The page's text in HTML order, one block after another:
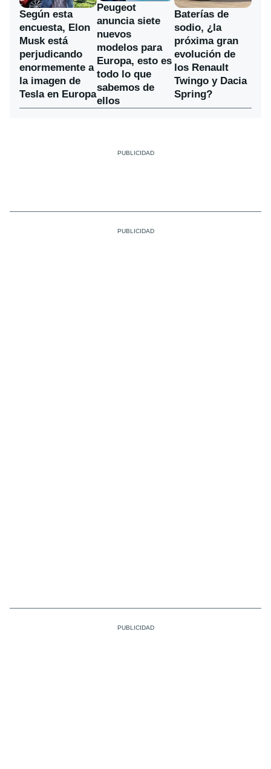
Según esta
encuesta, Elon
Musk está
perjudicando
enormemente a
la imagen de
Tesla en Europa
Peugeot
anuncia siete
nuevos
modelos para
Europa, esto es
todo lo que
sabemos de
ellos
Baterías de
sodio, ¿la
próxima gran
evolución de
los Renault
Twingo y Dacia
Spring?